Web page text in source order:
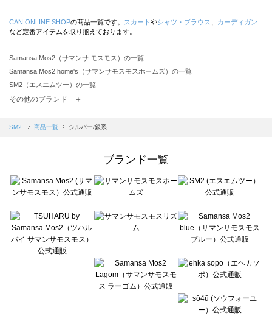
CAN ONLINE SHOPの商品一覧です。 スカート やシャツ・ブラウス
カーディガン
など定番アイテムを取り揃えております。
Samansa Mos2（サマンサ モスモス）の一覧
Samansa Mos2 home's（サマンサモスモスホームズ）の一覧
SM2（エスエムツー）の一覧
TSUHARU by Samansa Mos2（ツハルバイサマンサモスモス）の一覧
Samansa Mos2 blue（サマンサモスモス ブルー）の一覧
Te chichi（テチチ）の一覧
Te chichi CLASSIC（テチチ クラシック）の一覧
Lugnoncure（ルノンキュール）の一覧
BETTY'S BLUE（べティーズブルー）の一覧
Wpc.（ワールドパーティー）の一覧
その他のブランド ＋
SM2 商品一覧 シルバー/銀系
ブランド一覧